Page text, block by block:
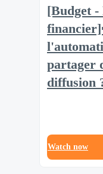
[Budget
partager
diffusion
Watch now